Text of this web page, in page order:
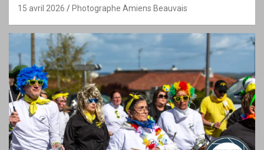
15 avril 2026 Photographe Amiens Beauvais